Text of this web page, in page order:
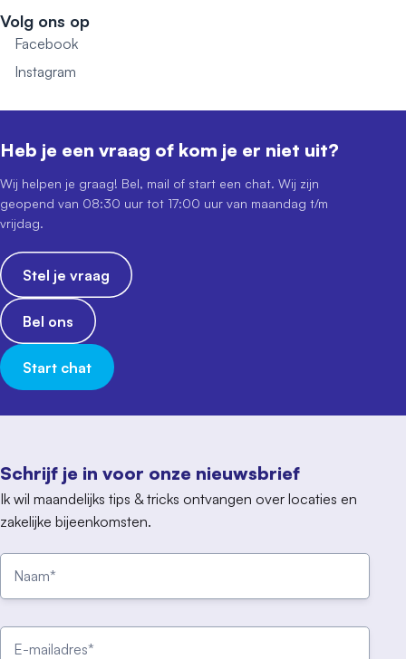
Volg ons op
Facebook
Instagram
Schrijf je in voor onze nieuwsbrief
Ik wil maandelijks tips & tricks ontvangen over locaties en
zakelijke bijeenkomsten.
Heb je een vraag of kom je er niet uit?
Wij helpen je graag! Bel, mail of start een chat. Wij zijn
geopend van 08:30 uur tot 17:00 uur van maandag t/m
vrijdag.
Stel je vraag
Bel ons
Start chat